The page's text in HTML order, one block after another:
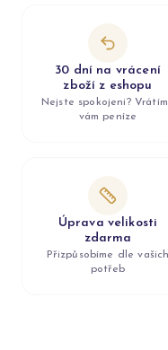
30 dní na vrácení
zboží z eshopu
Nejste spokojeni?
vám peníze
Úprava velikosti
zdarma
Přizpůsobíme dle vašich
potřeb